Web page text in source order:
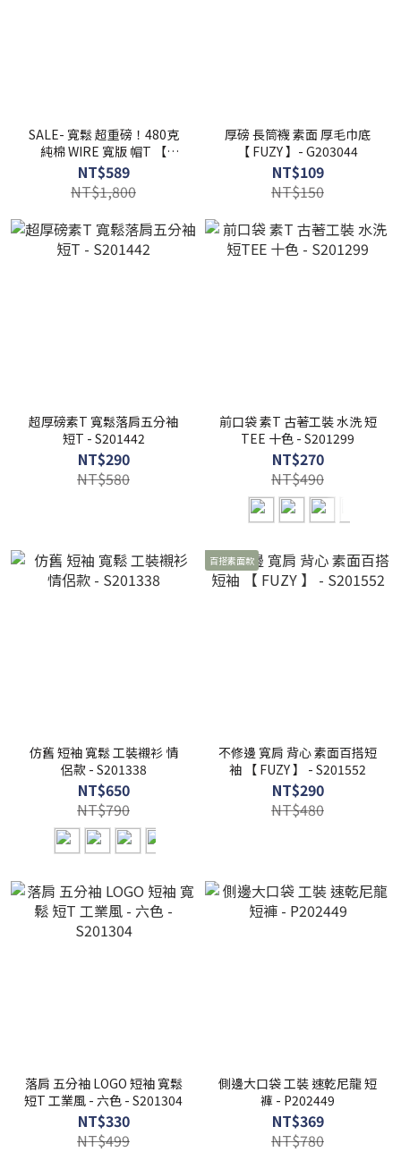
SALE- 寬鬆 超重磅！480克
純棉 WIRE 寬版 帽T 【
FUZY 】- A201607
NT$589
NT$1,800
厚磅 長筒襪 素面 厚毛巾底
【 FUZY 】- G203044
NT$109
NT$150
超厚磅素T 寬鬆落肩五分袖
短T - S201442
NT$290
NT$580
前口袋 素T 古著工裝 水洗 短
TEE 十色 - S201299
NT$270
NT$490
仿舊 短袖 寬鬆 工裝襯衫 情
侶款 - S201338
NT$650
NT$790
百搭素面款
不修邊 寬肩 背心 素面百搭短
袖 【 FUZY 】 - S201552
NT$290
NT$480
落肩 五分袖 LOGO 短袖 寬鬆
短T 工業風 - 六色 - S201304
NT$330
NT$499
側邊大口袋 工裝 速乾尼龍 短
褲 - P202449
NT$369
NT$780